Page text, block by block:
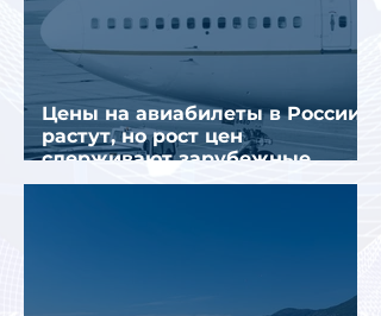
Цены на авиабилеты в России
растут, но рост цен
сдерживают зарубежные
конкуренты